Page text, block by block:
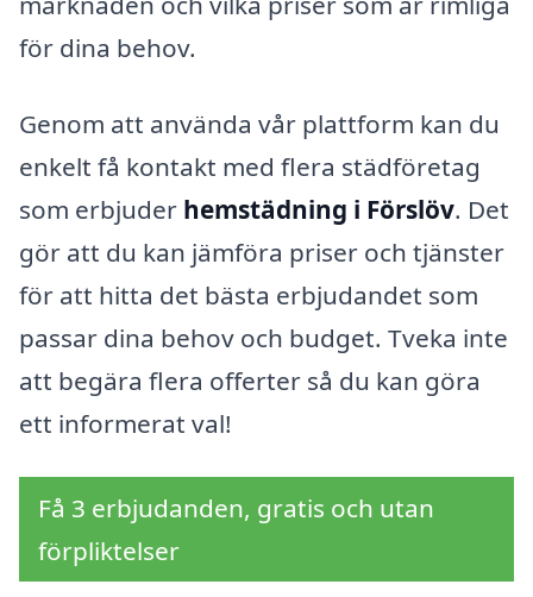
för dina behov.
Genom att använda vår plattform kan du
enkelt få kontakt med flera städföretag
som erbjuder hemstädning i Förslöv. Det
gör att du kan jämföra priser och tjänster
för att hitta det bästa erbjudandet som
passar dina behov och budget. Tveka inte
att begära flera offerter så du kan göra
ett informerat val!
Få 3 erbjudanden, gratis och utan
förpliktelser